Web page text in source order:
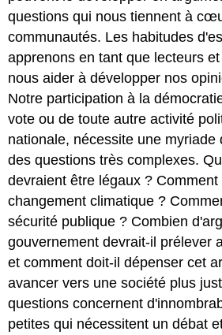
questions qui nous tiennent à
communautés. Les habitudes
apprenons en tant que lecteurs
nous aider à développer nos
Notre participation à la
vote ou de toute autre activité
nationale, nécessite une myriade
des questions très complexes.
devraient être légaux ? Comment
changement climatique ?
sécurité publique ? Combien
gouvernement devrait-il prélever
et comment doit-il dépenser cet
avancer vers une société plus
questions concernent
petites qui nécessitent un débat